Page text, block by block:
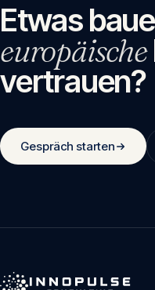
Etwas
europäische
vertrauen?
Gespräch starten